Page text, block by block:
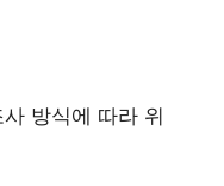
방식에 따라 위